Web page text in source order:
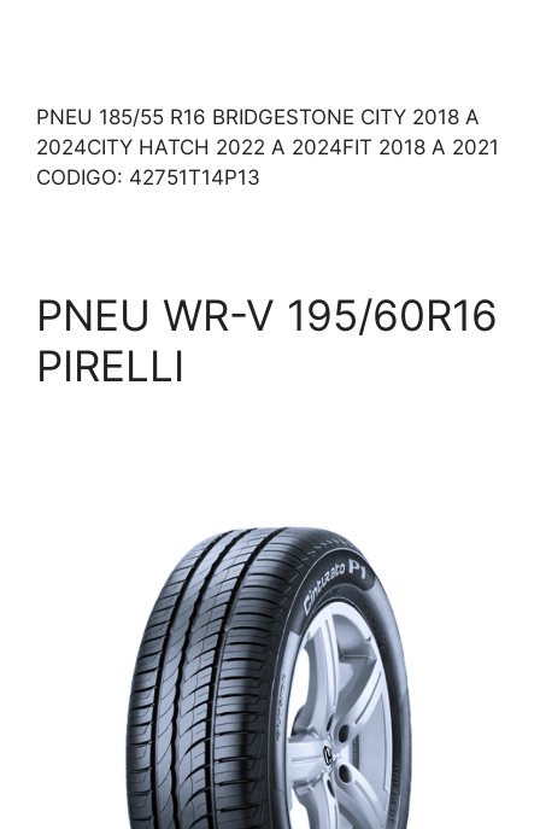
PNEU 185/55 R16 BRIDGESTONE CITY 2018 A
2024CITY HATCH 2022 A 2024FIT 2018 A 2021
CODIGO: 42751T14P13
PNEU WR-V 195/60R16
PIRELLI